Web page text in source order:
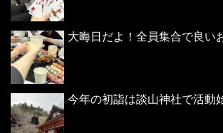
大晦日だよ！全員集合で良い
今年の初詣は談山神社で活動